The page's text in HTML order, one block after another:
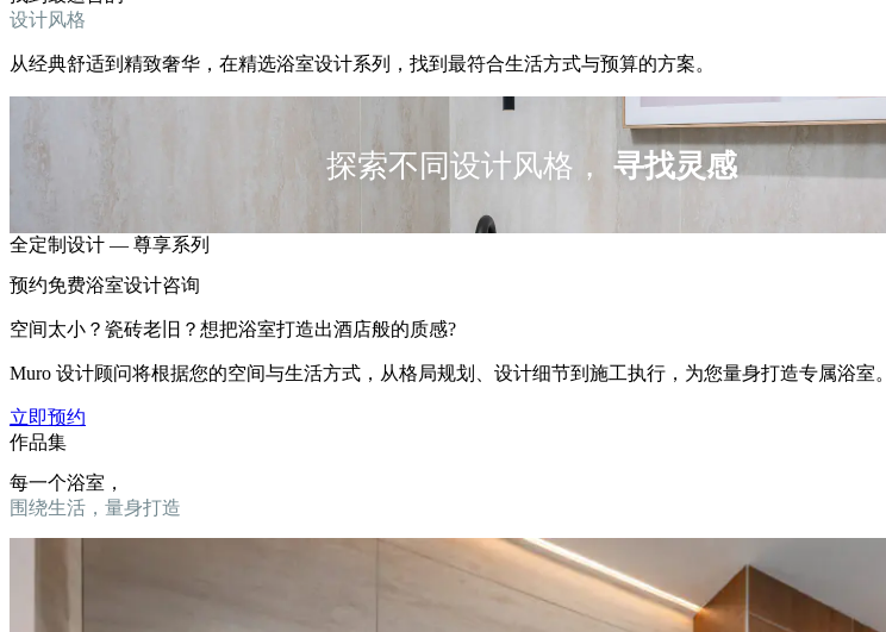
设计风格
从经典舒适到精致奢华，在精选浴室设计系列，找到最符合生活方式与预算的方案。
探索不同设计风格， 寻找灵感
热门首选
柔和质感与精致细节，营造温暖舒适的空间氛围。
RM12,700
See More
经典之选
精致细节与优雅设计，重现精品酒店般的舒适体验。
RM18,700
See More
静奢格调
精选材质与经典细节，展现低调而精致的质感。
RM24,700
See More
度假级奢享
大气石纹与奢华细节，打造令人难忘的空间体验。
RM28,700
See More
全定制设计 — 尊享系列
预约免费浴室设计咨询
空间太小？瓷砖老旧？想把浴室打造出酒店般的质感?
Muro 设计顾问将根据您的空间与生活方式，从格局规划、设计细节到施工执行，为您量身打造专属浴室。
立即预约
作品集
每一个浴室，
围绕生活，量身打造